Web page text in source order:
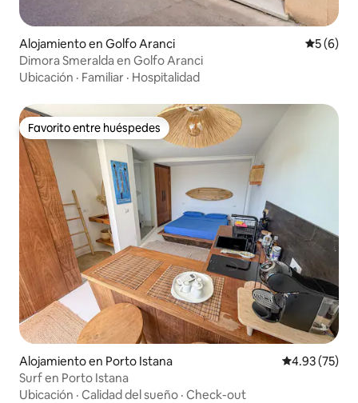
Alojamiento en Golfo Aranci
5 (6)
Dimora Smeralda en Golfo Aranci
Ubicación · Familiar · Hospitalidad
Favorito entre huéspedes
Favorito entre huéspedes
Alojamiento en Porto Istana Calificación
4.93 (75)
Surf en Porto Istana
Ubicación · Calidad del sueño · Check-out